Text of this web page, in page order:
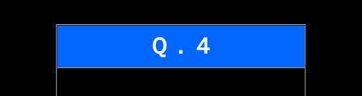
Ｑ．４